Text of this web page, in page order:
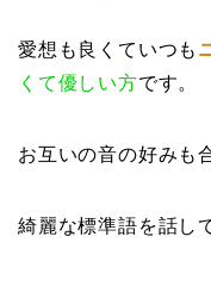
愛想も良くていつも
くて優しい方です。
お互いの音の好みも
綺麗な標準語を話し